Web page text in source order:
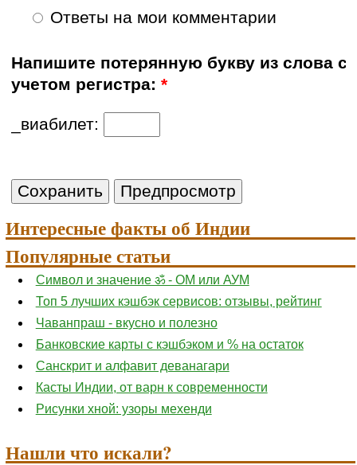
Ответы на мои комментарии
Напишите потерянную букву из слова с
учетом регистра:*
_виабилет:
Интересные факты об Индии
Популярные статьи
Символ и значение ॐ - ОМ или АУМ
Топ 5 лучших кэшбэк сервисов: отзывы, рейтинг
Чаванпраш - вкусно и полезно
Банковские карты с кэшбэком и % на остаток
Санскрит и алфавит деванагари
Касты Индии, от варн к современности
Рисунки хной: узоры мехенди
Нашли что искали?